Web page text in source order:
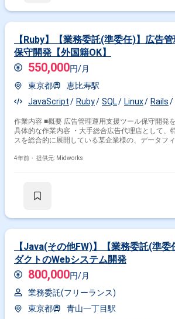
試験｜総合試験｜受入試験｜運用・保守｜
【Ruby】【業務委託(準委任)】広告
保守開発【外国籍OK】
550,000円/月
東京都
恵比寿駅
JavaScript
Ruby SQL Linux Rails
作業内容 ■概要 広告管理運用支援ツール保守開発を
具体的な作業内容 ・大手総合広告代理店として、
スを総合的に展開している某企業様の、データフ
～開発~テストまで実施して頂きますが、対応前に
Backbone.js ■環境・OS：Amazon EC2
4年前・ 提供元: Midworks
【Java(その他FW)】【業務委託(準
ダクトのWebシステム開発
800,000円/月
業務委託(フリーランス)
東京都
青山一丁目駅